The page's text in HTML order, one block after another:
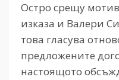
Остро срещу
изказа и Валери
това гласува
предложените
настоящото